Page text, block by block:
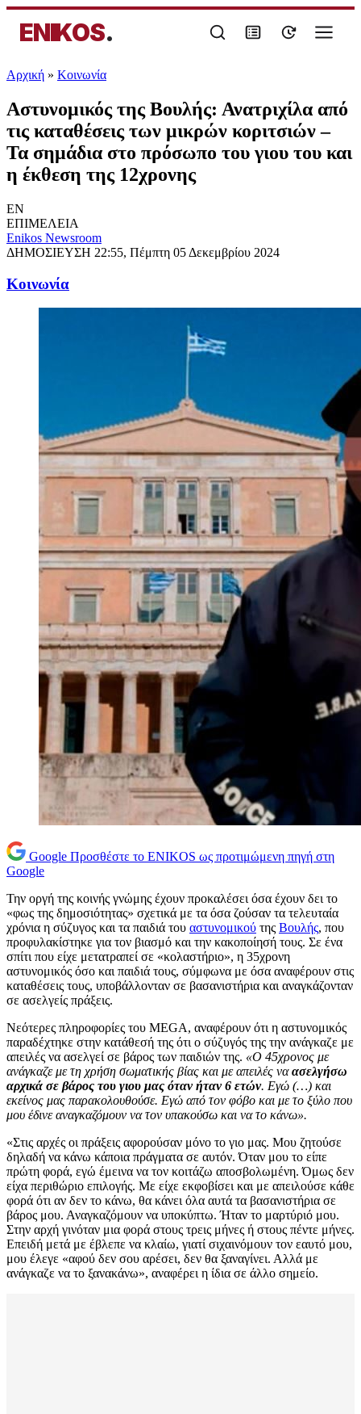
ENIKOS.
Αρχική » Κοινωνία
Αστυνομικός της Βουλής: Ανατριχίλα από
τις καταθέσεις των μικρών κοριτσιών –
Τα σημάδια στο πρόσωπο του γιου του και
η έκθεση της 12χρονης
EN
ΕΠΙΜΕΛΕΙΑ
Enikos Newsroom
ΔΗΜΟΣΙΕΥΣΗ 22:55, Πέμπτη 05 Δεκεμβρίου 2024
Κοινωνία
Google Προσθέστε το ENIKOS ως προτιμώμενη πηγή στη
Google
Την οργή της κοινής γνώμης έχουν προκαλέσει όσα έχουν δει το
«φως της δημοσιότητας» σχετικά με τα όσα ζούσαν τα τελευταία
χρόνια η σύζυγος και τα παιδιά του αστυνομικού της Βουλής, που
προφυλακίστηκε για τον βιασμό και την κακοποίησή τους. Σε ένα
σπίτι που είχε μετατραπεί σε «κολαστήριο», η 35χρονη
αστυνομικός όσο και παιδιά τους, σύμφωνα με όσα αναφέρουν στις
καταθέσεις τους, υποβάλλονταν σε βασανιστήρια και αναγκάζονταν
σε ασελγείς πράξεις.
Νεότερες πληροφορίες του MEGA, αναφέρουν ότι η αστυνομικός
παραδέχτηκε στην κατάθεσή της ότι ο σύζυγός της την ανάγκαζε με
απειλές να ασελγεί σε βάρος των παιδιών της. «Ο 45χρονος με
ανάγκαζε με τη χρήση σωματικής βίας και με απειλές ναασελγήσω
αρχικά σε βάρος του γιου μας όταν ήταν 6 ετών. Εγώ (…) και
εκείνος μας παρακολουθούσε. Εγώ από τον φόβο και με το ξύλο που
μου έδινε αναγκαζόμουν να τον υπακούσω και να το κάνω».
«Στις αρχές οι πράξεις αφορούσαν μόνο το γιο μας. Μου ζητούσε
δηλαδή να κάνω κάποια πράγματα σε αυτόν. Όταν μου το είπε
πρώτη φορά, εγώ έμεινα να τον κοιτάζω αποσβολωμένη. Όμως δεν
είχα περιθώριο επιλογής. Με είχε εκφοβίσει και με απειλούσε κάθε
φορά ότι αν δεν το κάνω, θα κάνει όλα αυτά τα βασανιστήρια σε
βάρος μου. Αναγκαζόμουν να υποκύπτω. Ήταν το μαρτύριό μου.
Στην αρχή γινόταν μια φορά στους τρεις μήνες ή στους πέντε μήνες.
Επειδή μετά με έβλεπε να κλαίω, γιατί σιχαινόμουν τον εαυτό μου,
μου έλεγε «αφού δεν σου αρέσει, δεν θα ξαναγίνει. Αλλά με
ανάγκαζε να το ξανακάνω», αναφέρει η ίδια σε άλλο σημείο.